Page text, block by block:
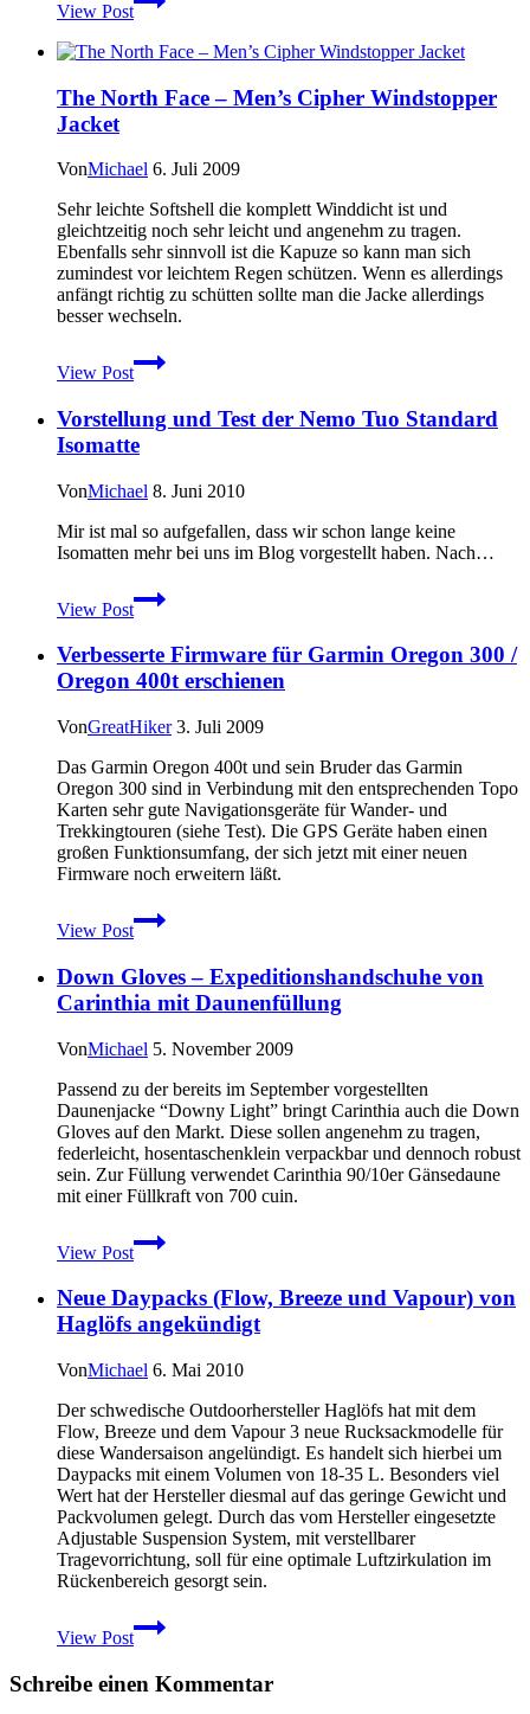
View PostRucksäcke
Fjällräven
Helags
The North Face – Men’s Cipher Windstopper
Jacket
VonMichael 6. Juli 2009
Sehr leichte Softshell die komplett Winddicht ist und
gleichtzeitig noch sehr leicht und angenehm zu tragen.
Ebenfalls sehr sinnvoll ist die Kapuze so kann man sich
zumindest vor leichtem Regen schützen. Wenn es allerdings
anfängt richtig zu schütten sollte man die Jacke allerdings
besser wechseln.
View Post
The
North
–
Men’s
Cipher
Windstopper
Jacket
Vorstellung und Test der Nemo Tuo Standard
Isomatte
VonMichael 8. Juni 2010
Mir ist mal so aufgefallen, dass wir schon lange keine
Isomatten mehr bei uns im Blog vorgestellt haben. Nach…
View Post
Vorstellung
und
der
Nemo
Standard
Isomatte
Verbesserte Firmware für Garmin Oregon 300 /
Oregon 400t erschienen
VonGreatHiker 3. Juli 2009
Das Garmin Oregon 400t und sein Bruder das Garmin
Oregon 300 sind in Verbindung mit den entsprechenden Topo
Karten sehr gute Navigationsgeräte für Wander- und
Trekkingtouren (siehe Test). Die GPS Geräte haben einen
großen Funktionsumfang, der sich jetzt mit einer neuen
Firmware noch erweitern läßt.
View Post
Verbesserte
Firmware
Garmin
Oregon
300
Oregon
400t
erschienen
Down Gloves – Expeditionshandschuhe von
Carinthia mit Daunenfüllung
VonMichael 5. November 2009
Passend zu der bereits im September vorgestellten
Daunenjacke “Downy Light” bringt Carinthia auch die Down
Gloves auf den Markt. Diese sollen angenehm zu tragen,
federleicht, hosentaschenklein verpackbar und dennoch robust
sein. Zur Füllung verwendet Carinthia 90/10er Gänsedaune
mit einer Füllkraft von 700 cuin.
View Post
Down
Gloves
Expeditionshandschuhe
von
Carinthia
mit
Daunenfüllung
Neue Daypacks (Flow, Breeze und Vapour) von
Haglöfs angekündigt
VonMichael 6. Mai 2010
Der schwedische Outdoorhersteller Haglöfs hat mit dem
Flow, Breeze und dem Vapour 3 neue Rucksackmodelle für
diese Wandersaison angelündigt. Es handelt sich hierbei um
Daypacks mit einem Volumen von 18-35 L. Besonders viel
Wert hat der Hersteller diesmal auf das geringe Gewicht und
Packvolumen gelegt. Durch das vom Hersteller eingesetzte
Adjustable Suspension System, mit verstellbarer
Tragevorrichtung, soll für eine optimale Luftzirkulation im
Rückenbereich gesorgt sein.
View Post
Neue
Daypacks
Breeze
Schreibe einen Kommentar